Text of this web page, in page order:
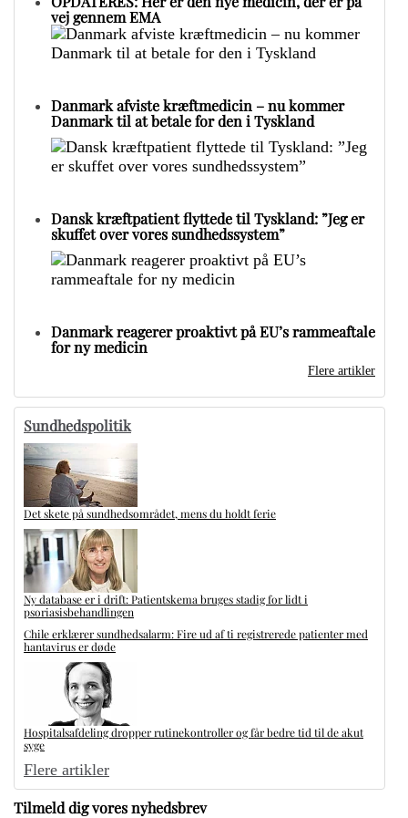
vej gennem EMA
Danmark afviste kræftmedicin – nu kommer
Danmark til at betale for den i Tyskland
Dansk kræftpatient flyttede til Tyskland: ”Jeg er
skuffet over vores sundhedssystem”
Danmark reagerer proaktivt på EU’s rammeaftale
for ny medicin
Flere artikler
Sundhedspolitik
Det skete på sundhedsområdet, mens du holdt ferie
Ny database er i drift: Patientskema bruges stadig for lidt i
psoriasisbehandlingen
Chile erklærer sundhedsalarm: Fire ud af ti registrerede patienter med
hantavirus er døde
Hospitalsafdeling dropper rutinekontroller og får bedre tid til de akut
syge
Flere artikler
Tilmeld dig vores nyhedsbrev